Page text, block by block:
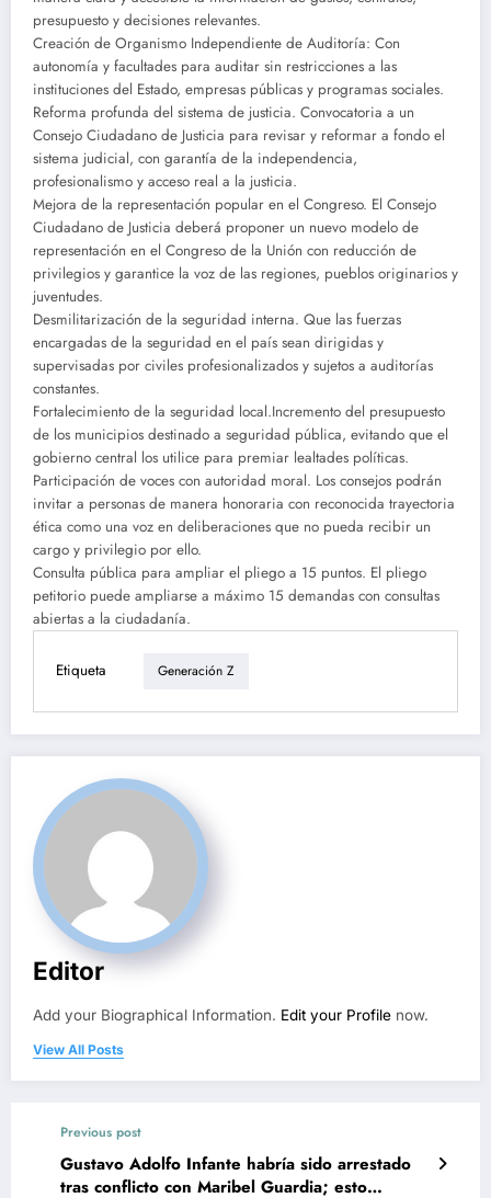
presupuesto y decisiones relevantes.
Creación de Organismo Independiente de Auditoría: Con
autonomía y facultades para auditar sin restricciones a las
instituciones del Estado, empresas públicas y programas sociales.
Reforma profunda del sistema de justicia. Convocatoria a un
Consejo Ciudadano de Justicia para revisar y reformar a fondo el
sistema judicial, con garantía de la independencia,
profesionalismo y acceso real a la justicia.
Mejora de la representación popular en el Congreso. El Consejo
Ciudadano de Justicia deberá proponer un nuevo modelo de
representación en el Congreso de la Unión con reducción de
privilegios y garantice la voz de las regiones, pueblos originarios y
juventudes.
Desmilitarización de la seguridad interna. Que las fuerzas
encargadas de la seguridad en el país sean dirigidas y
supervisadas por civiles profesionalizados y sujetos a auditorías
constantes.
Fortalecimiento de la seguridad local.Incremento del presupuesto
de los municipios destinado a seguridad pública, evitando que el
gobierno central los utilice para premiar lealtades políticas.
Participación de voces con autoridad moral. Los consejos podrán
invitar a personas de manera honoraria con reconocida trayectoria
ética como una voz en deliberaciones que no pueda recibir un
cargo y privilegio por ello.
Consulta pública para ampliar el pliego a 15 puntos. El pliego
petitorio puede ampliarse a máximo 15 demandas con consultas
abiertas a la ciudadanía.
Etiqueta Generación Z
Editor
Add your Biographical Information. Edit your Profile now.
View All Posts
Previous post
Gustavo Adolfo Infante habría sido arrestado
tras conflicto con Maribel Guardia; esto